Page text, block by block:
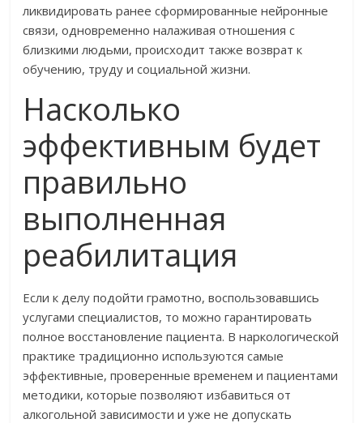
ликвидировать ранее сформированные нейронные
связи, одновременно налаживая отношения с
близкими людьми, происходит также возврат к
обучению, труду и социальной жизни.
Насколько
эффективным будет
правильно
выполненная
реабилитация
Если к делу подойти грамотно, воспользовавшись
услугами специалистов, то можно гарантировать
полное восстановление пациента. В наркологической
практике традиционно используются самые
эффективные, проверенные временем и пациентами
методики, которые позволяют избавиться от
алкогольной зависимости и уже не допускать